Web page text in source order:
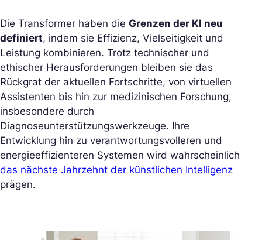
Die Transformer haben die Grenzen der KI neu
definiert, indem sie Effizienz, Vielseitigkeit und
Leistung kombinieren. Trotz technischer und
ethischer Herausforderungen bleiben sie das
Rückgrat der aktuellen Fortschritte, von virtuellen
Assistenten bis hin zur medizinischen Forschung,
insbesondere durch
Diagnoseunterstützungswerkzeuge. Ihre
Entwicklung hin zu verantwortungsvolleren und
energieeffizienteren Systemen wird wahrscheinlich
das nächste Jahrzehnt der künstlichen Intelligenz
prägen.